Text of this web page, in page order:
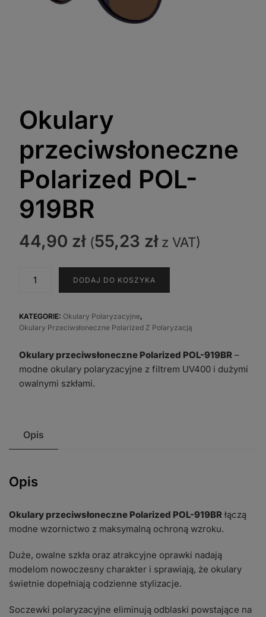
Okulary
przeciwsłoneczne
Polarized POL-
919BR
44,90 zł (55,23 złz VAT)
Polarized
POL-
DODAJ DO KOSZYKA
KATEGORIE: Okulary Polaryzacyjne,
Okulary Przeciwsłoneczne Polarized Z Polaryzacją
Okulary przeciwsłoneczne Polarized POL-919BR–
modne okulary polaryzacyjne z filtrem UV400 i dużymi
owalnymi szkłami.
Opis
Opis
Okulary przeciwsłoneczne Polarized POL-919BR łączą
modne wzornictwo z maksymalną ochroną wzroku.
Duże, owalne szkła oraz atrakcyjne oprawki nadają
modelom nowoczesny charakter i sprawiają, że okulary
świetnie dopełniają codzienne stylizacje.
Soczewki polaryzacyjne eliminują odblaski powstające na